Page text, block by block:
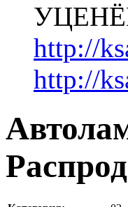
http://
http://